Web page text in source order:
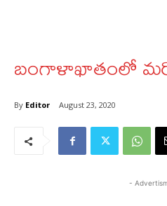
బంగాళాఖాతంలో
By Editor August 23, 2020
-